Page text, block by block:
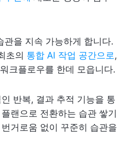
을 지속 가능하게 합니다.
초의 통합 AI 작업 공간으로 ,
크플로우를 한데 모읍니다.
반복, 결과 추적 기능을 통
랜으로 전환하는 습관 쌓기
거로움 없이 꾸준히 습관을